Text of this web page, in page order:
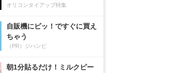
オリコンタイアップ特集
自販機にピッ！ですぐに買え
ちゃう
（PR）ジハンピ
朝1分貼るだけ！ミルクピー